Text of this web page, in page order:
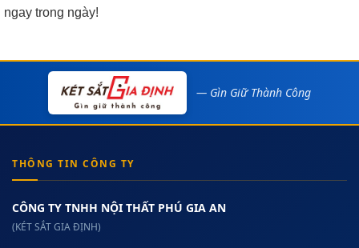
ngay trong ngày!
— Gìn Giữ Thành Công
THÔNG TIN CÔNG TY
CÔNG TY TNHH NỘI THẤT PHÚ GIA AN
(KÉT SẮT GIA ĐỊNH)